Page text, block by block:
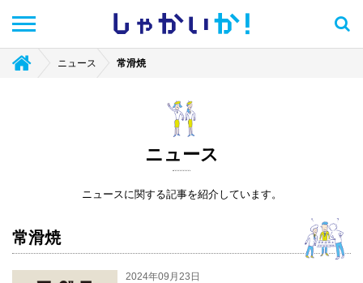
しゃかい か！
ニュース 常滑焼
ニュース
ニュースに関する記事を紹介しています。
常滑焼
2024年09月23日